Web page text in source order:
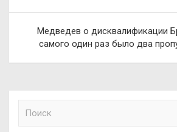
записям
Медведев о дисквалификации
самого один раз было два